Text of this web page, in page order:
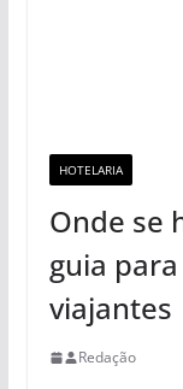
HOTELARIA
Onde se
guia
viajantes
Redação